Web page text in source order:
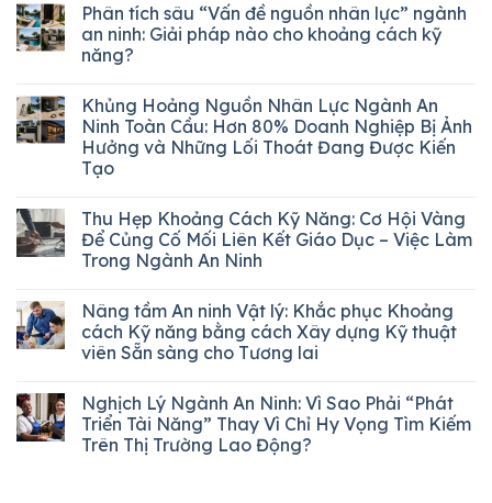
Phân tích sâu “Vấn đề nguồn nhân lực” ngành
an ninh: Giải pháp nào cho khoảng cách kỹ
năng?
Khủng Hoảng Nguồn Nhân Lực Ngành An
Ninh Toàn Cầu: Hơn 80% Doanh Nghiệp Bị Ảnh
Hưởng và Những Lối Thoát Đang Được Kiến
Tạo
Thu Hẹp Khoảng Cách Kỹ Năng: Cơ Hội Vàng
Để Củng Cố Mối Liên Kết Giáo Dục – Việc Làm
Trong Ngành An Ninh
Nâng tầm An ninh Vật lý: Khắc phục Khoảng
cách Kỹ năng bằng cách Xây dựng Kỹ thuật
viên Sẵn sàng cho Tương lai
Nghịch Lý Ngành An Ninh: Vì Sao Phải “Phát
Triển Tài Năng” Thay Vì Chỉ Hy Vọng Tìm Kiếm
Trên Thị Trường Lao Động?